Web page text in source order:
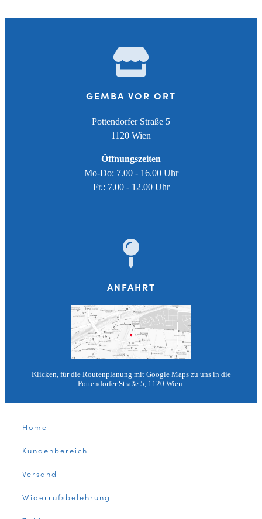
GEMBA VOR ORT
Pottendorfer Straße 5
1120 Wien
Öffnungszeiten
Mo-Do: 7.00 - 16.00 Uhr
Fr.: 7.00 - 12.00 Uhr
ANFAHRT
Klicken, für die Routenplanung mit Google Maps zu uns in die
Pottendorfer Straße 5, 1120 Wien.
Home
Kundenbereich
Versand
Widerrufsbelehrung